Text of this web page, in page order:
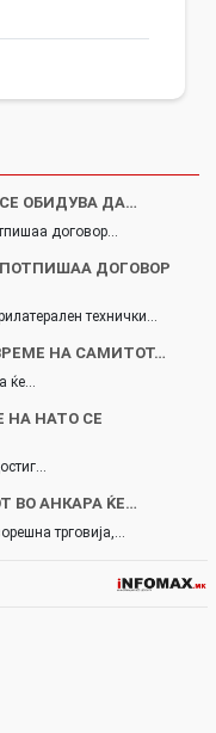
СЕ ОБИДУВА ДА…
договор…
ДОГОВОР
технички…
НА САМИТОТ…
ќе…
НА НАТО СЕ
ВО АНКАРА ЌЕ…
трговија,…